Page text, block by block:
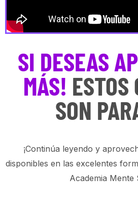
SI DESEAS
MÁS! ESTOS
SON
¡Continúa leyendo y
disponibles en las excelentes
Academia Mente